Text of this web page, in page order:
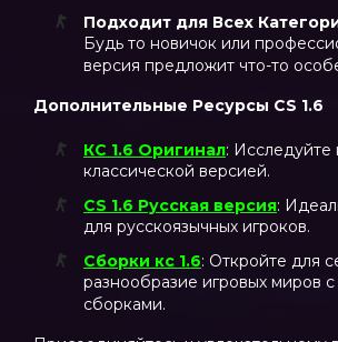
Подходит для Всех
Будь то новичок или
версия предложит что-то
Дополнительные Ресурсы CS 1.6
КС 1.6 Оригинал: Исследуйте
классической версией.
CS 1.6 Русская версия:
для русскоязычных игроков.
Сборки кс 1.6: Откройте для
разнообразие игровых миров
сборками.